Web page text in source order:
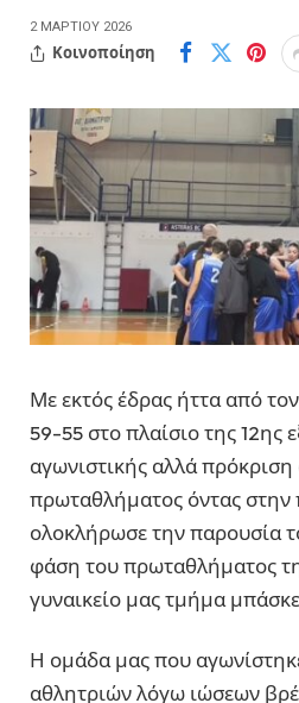
2 ΜΑΡΤΊΟΥ 2026
Κοινοποίηση
Με εκτός έδρας ήττα από
59-55 στο πλαίσιο της 12ης
αγωνιστικής αλλά
πρωταθλήματος όντας στην
ολοκλήρωσε την παρουσία
φάση του πρωταθλήματος
γυναικείο μας τμήμα
Η ομάδα μας που
αθλητριών λόγω ιώσεων